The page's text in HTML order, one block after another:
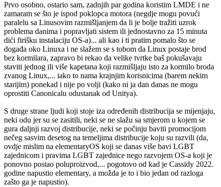
Prvo osobno, ostario sam, zadnjih par godina koristim LMDE i ne
zamaram se što je ispod poklopca motora (negdje mogu povući
paralelu sa Linusovim razmišljanjem da li je bolje tražiti uzrok
problema danima i popravljati sistem ili jednostavno za 15 minuta
dići firišku instalaciju OS-a)... ali kao i ti pratim pomalo što se
događa oko Linuxa i ne slažem se s tobom da Linux postaje brod
bez kormilara, zapravo bi rekao da velike tvrtke baš pokušavaju
staviti jednog ili više kapetana koji razmišljaju isto za kormilo broda
zvanog Linux,... iako to nama krajnjim korisnicima (barem nekim
starijim) ponekad i nije po volji (kako ni ja dan danas ne mogu
oprostiti Canonicalu odustanak od Unitya).
S druge strane ljudi koji stoje iza određenih distribucija se mijenjaju,
neki odu jer su se zasitili, neki se ne slažu sa smjerom u kojem se
gura daljnji razvoj distribucije, neki se počinju baviti promocijom
nečeg sasvim desetog na temeljima distribucije koju su razvili (da,
ovdje mislim na elementaryOS koji se danas više bavi LGBT
zajednicom i pravima LGBT zajednice nego razvojem OS-a koji je
ponovno postao poluproizvod,... pogotovo od kad je Cassidy 2022.
godine napustio elementary, a možda je to i bio jedan od razloga
zašto ga je napustio).